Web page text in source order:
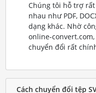
Chúng tôi hỗ trợ
nhau như PDF,
dạng khác. Nhờ
online-
chuyển đổi rất
Cách chuyển đổi tệp